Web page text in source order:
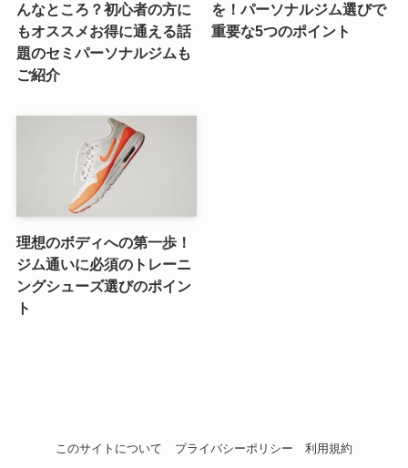
んなところ？初心者の方に
もオススメお得に通える話
題のセミパーソナルジムも
ご紹介
を！パーソナルジム選びで
重要な5つのポイント
理想のボディへの第一歩！
ジム通いに必須のトレーニ
ングシューズ選びのポイン
ト
このサイトについて プライバシーポリシー
利用規約